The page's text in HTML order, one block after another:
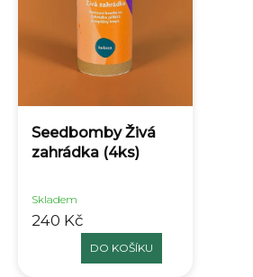
Seedbomby Živá
zahrádka (4ks)
Skladem
240 Kč
DO KOŠÍKU